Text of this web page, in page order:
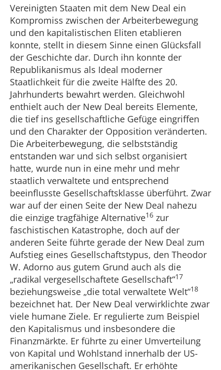
Vereinigten Staaten mit dem New Deal ein
Kompromiss zwischen der Arbeiterbewegung
und den kapitalistischen Eliten etablieren
konnte, stellt in diesem Sinne einen Glücksfall
der Geschichte dar. Durch ihn konnte der
Republikanismus als Ideal moderner
Staatlichkeit für die zweite Hälfte des 20.
Jahrhunderts bewahrt werden. Gleichwohl
enthielt auch der New Deal bereits Elemente,
die tief ins gesellschaftliche Gefüge eingriffen
und den Charakter der Opposition veränderten.
Die Arbeiterbewegung, die selbstständig
entstanden war und sich selbst organisiert
hatte, wurde nun in eine mehr und mehr
staatlich verwaltete und entsprechend
beeinflusste Gesellschaftsklasse überführt. Zwar
war auf der einen Seite der New Deal nahezu
die einzige tragfähige Alternative16 zur
faschistischen Katastrophe, doch auf der
anderen Seite führte gerade der New Deal zum
Aufstieg eines Gesellschaftstypus, den Theodor
W. Adorno aus gutem Grund auch als die
„radikal vergesellschaftete Gesellschaft“17
beziehungsweise „die total verwaltete Welt“18
bezeichnet hat. Der New Deal verwirklichte zwar
viele humane Ziele. Er regulierte zum Beispiel
den Kapitalismus und insbesondere die
Finanzmärkte. Er führte zu einer Umverteilung
von Kapital und Wohlstand innerhalb der US-
amerikanischen Gesellschaft. Er erhöhte